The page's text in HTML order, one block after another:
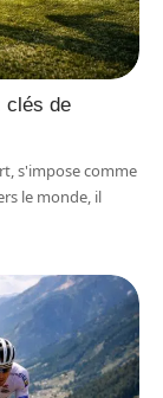
clés de
s'impose comme
le monde, il